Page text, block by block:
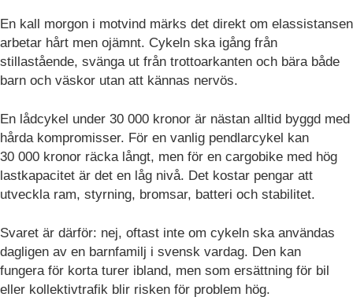
En kall morgon i motvind märks det direkt om elassistansen
arbetar hårt men ojämnt. Cykeln ska igång från
stillastående, svänga ut från trottoarkanten och bära både
barn och väskor utan att kännas nervös.
En lådcykel under 30 000 kronor är nästan alltid byggd med
hårda kompromisser. För en vanlig pendlarcykel kan
30 000 kronor räcka långt, men för en cargobike med hög
lastkapacitet är det en låg nivå. Det kostar pengar att
utveckla ram, styrning, bromsar, batteri och stabilitet.
Svaret är därför: nej, oftast inte om cykeln ska användas
dagligen av en barnfamilj i svensk vardag. Den kan
fungera för korta turer ibland, men som ersättning för bil
eller kollektivtrafik blir risken för problem hög.